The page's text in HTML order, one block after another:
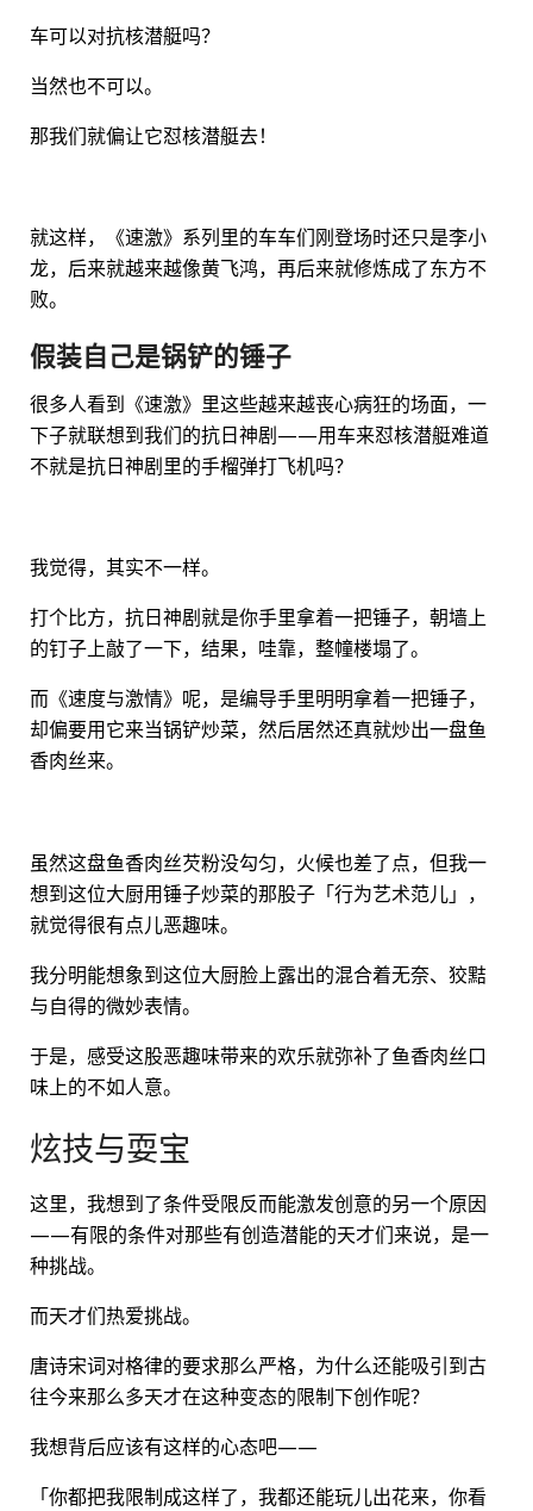
车可以对抗核潜艇吗？
当然也不可以。
那我们就偏让它怼核潜艇去！
就这样，《速激》系列里的车车们刚登场时还只是李小
龙，后来就越来越像黄飞鸿，再后来就修炼成了东方不
败。
假装自己是锅铲的锤子
很多人看到《速激》里这些越来越丧心病狂的场面，一
下子就联想到我们的抗日神剧——用车来怼核潜艇难道
不就是抗日神剧里的手榴弹打飞机吗？
我觉得，其实不一样。
打个比方，抗日神剧就是你手里拿着一把锤子，朝墙上
的钉子上敲了一下，结果，哇靠，整幢楼塌了。
而《速度与激情》呢，是编导手里明明拿着一把锤子，
却偏要用它来当锅铲炒菜，然后居然还真就炒出一盘鱼
香肉丝来。
虽然这盘鱼香肉丝芡粉没勾匀，火候也差了点，但我一
想到这位大厨用锤子炒菜的那股子「行为艺术范儿」，
就觉得很有点儿恶趣味。
我分明能想象到这位大厨脸上露出的混合着无奈、狡黠
与自得的微妙表情。
于是，感受这股恶趣味带来的欢乐就弥补了鱼香肉丝口
味上的不如人意。
炫技与耍宝
这里，我想到了条件受限反而能激发创意的另一个原因
——有限的条件对那些有创造潜能的天才们来说，是一
种挑战。
而天才们热爱挑战。
唐诗宋词对格律的要求那么严格，为什么还能吸引到古
往今来那么多天才在这种变态的限制下创作呢？
我想背后应该有这样的心态吧——
「你都把我限制成这样了，我都还能玩儿出花来，你看